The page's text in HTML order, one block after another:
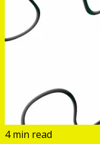
4 min read